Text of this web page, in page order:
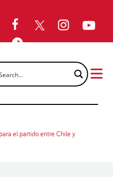
el partido entre Chile y